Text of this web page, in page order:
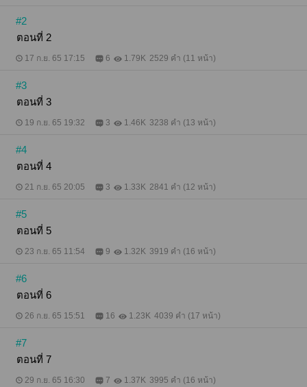
#2
ตอนที่ 2
17 ก.ย. 65 17:15 6 1.79K 2529 คำ (11 หน้า)
#3
ตอนที่ 3
19 ก.ย. 65 19:32 3 1.46K 3238 คำ (13 หน้า)
#4
ตอนที่ 4
21 ก.ย. 65 20:05 3 1.33K 2841 คำ (12 หน้า)
#5
ตอนที่ 5
23 ก.ย. 65 11:54 9 1.32K 3919 คำ (16 หน้า)
#6
ตอนที่ 6
26 ก.ย. 65 15:51 16 1.23K 4039 คำ (17 หน้า)
#7
ตอนที่ 7
29 ก.ย. 65 16:30 7 1.37K 3995 คำ (16 หน้า)